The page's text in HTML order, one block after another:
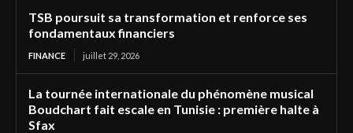
TSB poursuit sa transformation et renforce ses
fondamentaux financiers
FINANCE juillet 29, 2026
La tournée internationale du phénomène musical
Boudchart fait escale en Tunisie : première halte à
Sfax